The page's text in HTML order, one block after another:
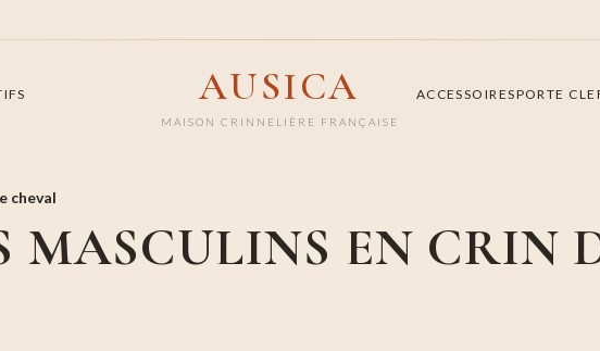
AUSICA
MAISON CRINNELIÈRE FRANÇAISE
ACCESSOIRESPORTE
cheval
MASCULINS EN CRIN